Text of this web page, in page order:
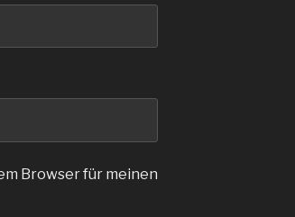
Browser für meinen